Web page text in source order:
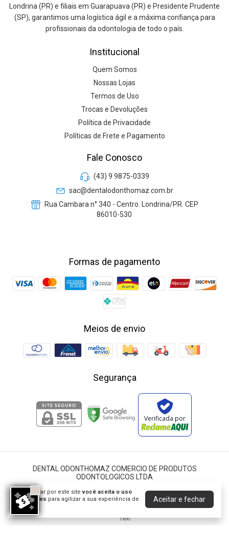
Ao navegar por este sitevocê aceita o uso
de cookies para agilizar a sua experiência de
compra.
Aceitar e fechar
Londrina (PR) e filiais em Guarapuava (PR) e Presidente Prudente
(SP), garantimos uma logística ágil e a máxima confiança para
profissionais da odontologia de todo o país.
Institucional
Quem Somos
Nossas Lojas
Termos de Uso
Trocas e Devoluções
Política de Privacidade
Políticas de Frete e Pagamento
Fale Conosco
(43) 9 9875-0339
sac@dentalodonthomaz.com.br
Rua Cambara n° 340 - Centro. Londrina/PR. CEP
86010-530
Formas de pagamento
Meios de envio
Segurança
Verificada por
DENTAL ODONTHOMAZ COMERCIO DE PRODUTOS
ODONTOLOGICOS LTDA
©2026. Dental Odonthomaz - 25189029000194. Todos os direitos
reservados.